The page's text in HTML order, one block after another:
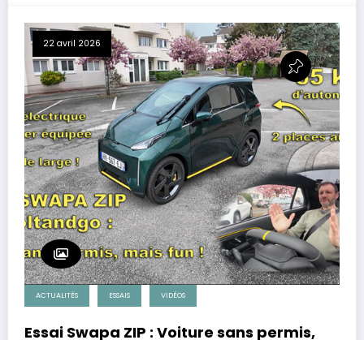
22 avril 2026
ACTUALITÉS ESSAIS VIDÉOS
Essai Swapa ZIP : Voiture sans permis,